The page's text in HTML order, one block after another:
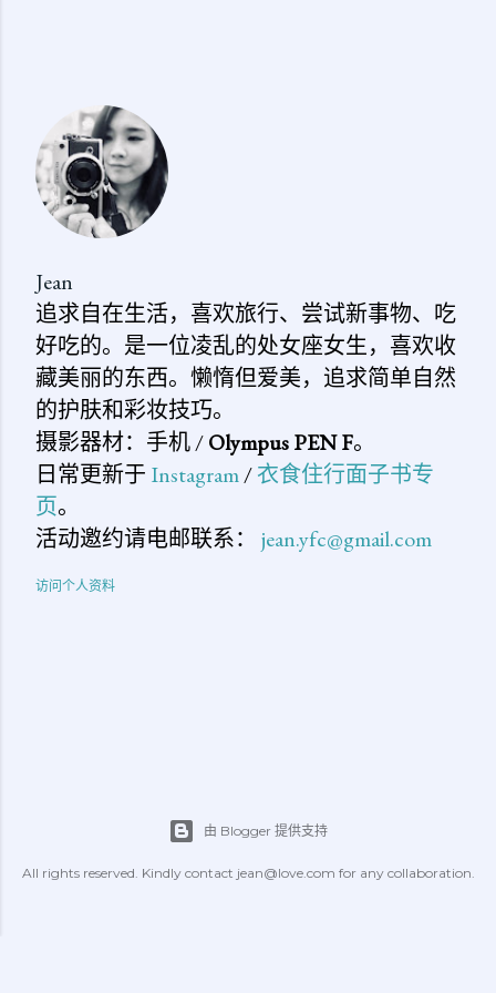
Jean
追求自在生活，喜欢旅行、尝试新事物、吃
好吃的。是一位凌乱的处女座女生，喜欢收
藏美丽的东西。懒惰但爱美，追求简单自然
的护肤和彩妆技巧。
摄影器材：手机 /Olympus PEN F。
日常更新于 Instagram/衣食住行面子书专
页。
活动邀约请电邮联系： jean.yfc@gmail.com
访问个人资料
由 Blogger 提供支持
All rights reserved. Kindly contact jean@love.com for any collaboration.